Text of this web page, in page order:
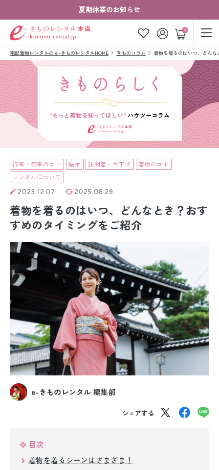
夏期休業のお知らせ
0
ゲスト
お気に入り ログイン カート
ご注文の流れ
よくあるご質問
きものコラム お客様の声
法人・グループの
お客様はこちら
着物の種類から探す
七五三レンタル
振袖レンタル
卒業式袴レンタル
産着レンタル
訪問着・付下げレンタル
ベビー着物レンタル
ジュニア着物レンタル
ジュニア洋装レンタル
ベビー洋装レンタル
留袖レンタル
男性礼装レンタル
宅配着物レンタルのｅ-きものレンタルHOME きものコラム 着物を着るのはいつ、どん
行事・祭事のコト 振袖 訪問着・付下げ
着物のコト
レンタルについて
2023.12.07 2025.08.29
着物を着るのはいつ、どんなとき？おす
すめのタイミングをご紹介
e-きものレンタル 編集部
シェアする
目次
着物を着るシーンはさまざま！